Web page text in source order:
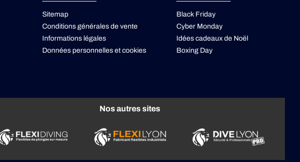
Sitemap
Conditions générales de vente
Informations légales
Données personnelles etcookies
Black Friday
Cyber Monday
Idées cadeaux de Noël
Boxing Day
Nos autres sites